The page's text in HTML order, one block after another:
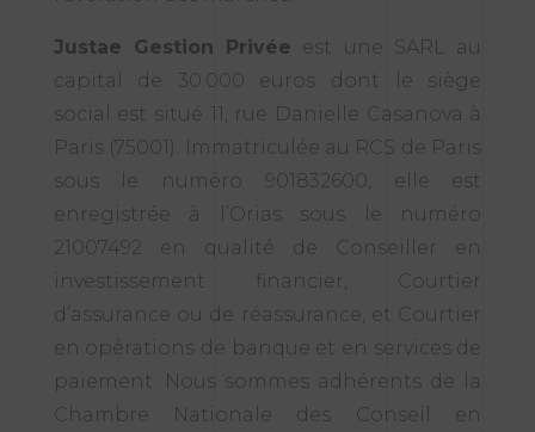
Justae Gestion Privée est une SARL au
capital de 30.000 euros dont le siège
social est situé 11, rue Danielle Casanova à
Paris (75001). Immatriculée au RCS de Paris
sous le numéro 901832600, elle est
enregistrée à l’Orias sous le numéro
21007492 en qualité de Conseiller en
investissement financier, Courtier
d’assurance ou de réassurance, et Courtier
en opérations de banque et en services de
paiement. Nous sommes adhérents de la
Chambre Nationale des Conseil en